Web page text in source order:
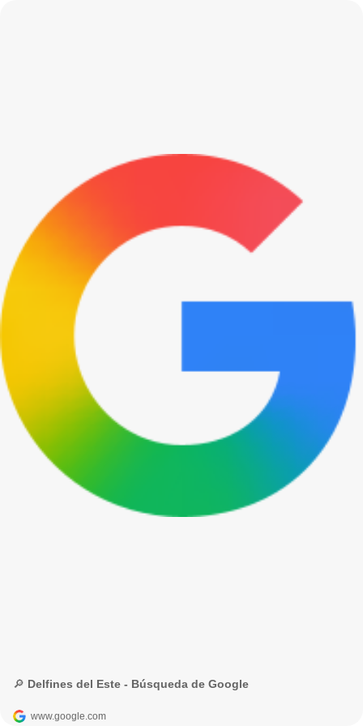
🔎 Delfines del Este - Búsqueda de Google
www.google.com